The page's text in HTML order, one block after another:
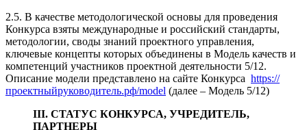
2.5. В качестве методологической основы для проведения
Конкурса взяты международные и российский стандарты,
методологии, своды знаний проектного управления,
ключевые концепты которых объединены в Модель качеств и
компетенций участников проектной деятельности 5/12.
Описание модели представлено на сайте Конкурса https://
проектныйруководитель.рф/model (далее – Модель 5/12)
III. СТАТУС КОНКУРСА, УЧРЕДИТЕЛЬ,
ПАРТНЕРЫ